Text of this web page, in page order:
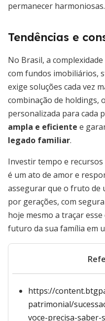
permanecer harmoniosas.
Tendências e
No Brasil, a
com fundos imobiliários,
exige soluções cada vez
combinação de holdings,
personalizada para cada
ampla e eficiente e
legado familiar.
Investir tempo e
é um ato de amor e
assegurar que o fruto de
por gerações, com
hoje mesmo a traçar
futuro da sua família em
https://
patrimonial/
voce-precisa-